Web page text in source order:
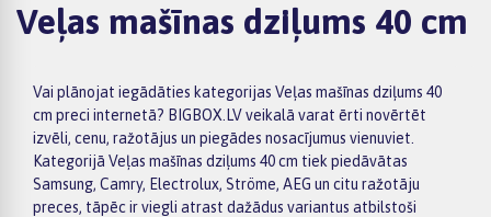
Veļas mašīnas dziļums 40 cm
Vai plānojat iegādāties kategorijas Veļas mašīnas dziļums 40
cm preci internetā? BIGBOX.LV veikalā varat ērti novērtēt
izvēli, cenu, ražotājus un piegādes nosacījumus vienuviet.
Kategorijā Veļas mašīnas dziļums 40 cm tiek piedāvātas
Samsung, Camry, Electrolux, Ströme, AEG un citu ražotāju
preces, tāpēc ir viegli atrast dažādus variantus atbilstoši